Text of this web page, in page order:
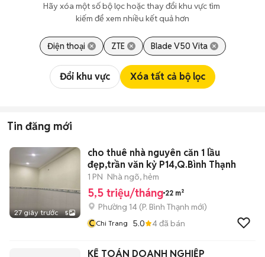
Hãy xóa một số bộ lọc hoặc thay đổi khu vực tìm
kiếm để xem nhiều kết quả hơn
Điện thoại ZTE Blade V50 Vita
Đổi khu vực Xóa tất cả bộ lọc
Tin đăng mới
27 giây trước 5
cho thuê nhà nguyên căn 1 lầu
đẹp,trần văn kỷ P14,Q.Bình Thạnh
1 PN Nhà ngõ, hẻm
5,5 triệu/tháng 22 m²
Phường 14 (P. Bình Thạnh mới)
CChi Trang 5.0 4đã bán
KẾ TOÁN DOANH NGHIỆP